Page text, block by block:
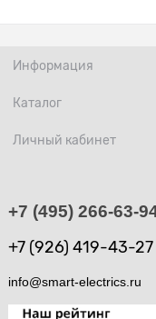
Информация
Каталог
Личный кабинет
+7 (495) 266-63-
+7 (926) 419-43-27
info@smart-electrics.ru